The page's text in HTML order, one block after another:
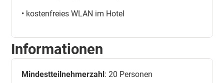
• kostenfreies WLAN im Hotel
Informationen
Mindestteilnehmerzahl: 20 Personen